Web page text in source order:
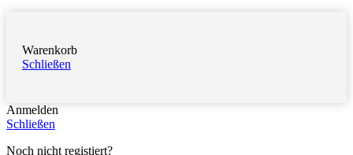
Warenkorb
Schließen
Anmelden
Schließen
Noch nicht registiert?